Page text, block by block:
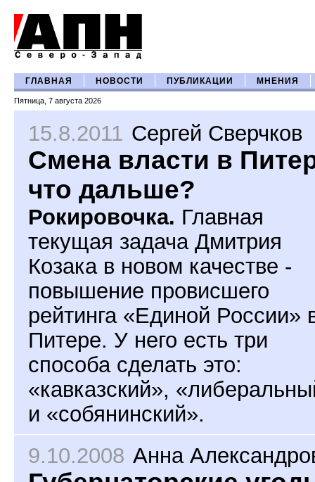
ГЛАВНАЯ НОВОСТИ ПУБЛИКАЦИИ МНЕНИЯ
Пятница, 7 августа 2026
15.8.2011 Сергей Сверчков
Смена власти в
что дальше?
Рокировочка. Главная
текущая задача Дмитрия
Козака в новом качестве -
повышение провисшего
рейтинга «Единой России»
Питере. У него есть три
способа сделать это:
«кавказский»,
и «собянинский».
9.10.2008 Анна